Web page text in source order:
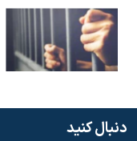
دنبال کنید